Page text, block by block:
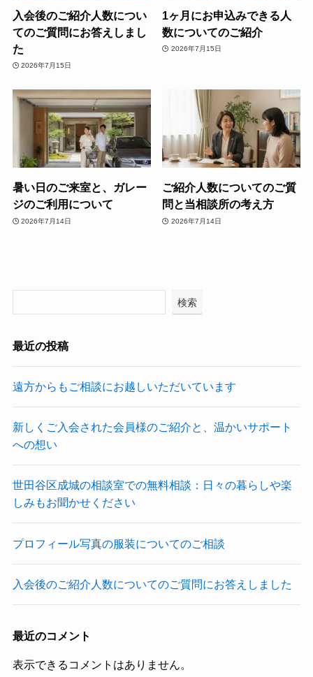
入会後のご紹介人数につい
てのご質問にお答えしまし
た
2026年7月15日
1ヶ月にお申込みできる人
数についてのご紹介
2026年7月15日
暑い日のご来室と、ガレー
ジのご利用について
2026年7月14日
ご紹介人数についてのご質
問と当相談所の考え方
2026年7月14日
検索
最近の投稿
遠方からもご相談にお越しいただいています
新しくご入会された会員様のご紹介と、温かいサポート
への想い
世田谷区成城の相談室での無料相談：日々の暮らしや楽
しみもお聞かせください
プロフィール写真の服装についてのご相談
入会後のご紹介人数についてのご質問にお答えしました
最近のコメント
表示できるコメントはありません。